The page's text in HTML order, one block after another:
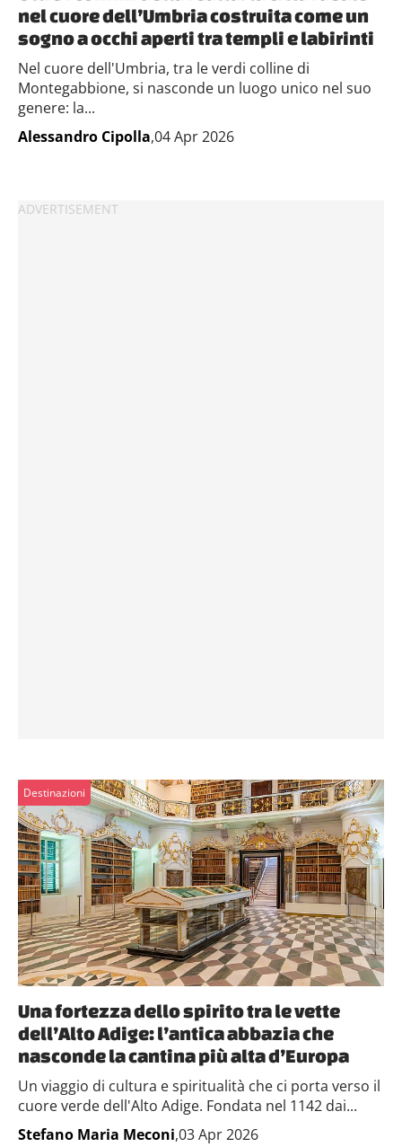
nel cuore dell’Umbria costruita come un
sogno a occhi aperti tra templi e labirinti
Nel cuore dell'Umbria, tra le verdi colline di
Montegabbione, si nasconde un luogo unico nel suo
genere: la...
Alessandro Cipolla,04 Apr 2026
Destinazioni
Una fortezza dello spirito tra le vette
dell’Alto Adige: l’antica abbazia che
nasconde la cantina più alta d’Europa
Un viaggio di cultura e spiritualità che ci porta verso il
cuore verde dell'Alto Adige. Fondata nel 1142 dai...
Stefano Maria Meconi,03 Apr 2026